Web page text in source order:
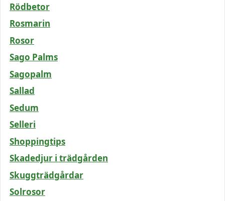
Rödbetor
Rosmarin
Rosor
Sago Palms
Sagopalm
Sallad
Sedum
Selleri
Shoppingtips
Skadedjur i trädgården
Skuggträdgårdar
Solrosor